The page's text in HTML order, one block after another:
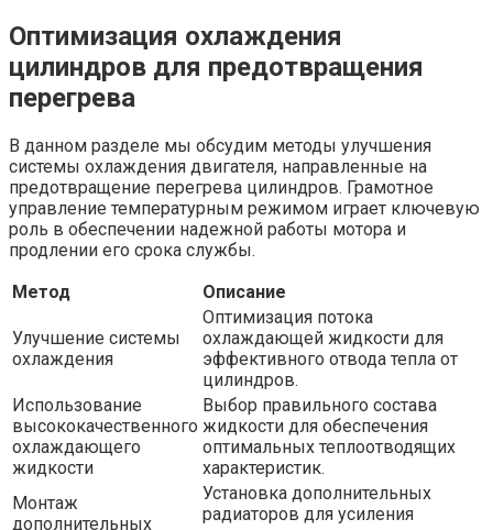
Оптимизация охлаждения
цилиндров для предотвращения
перегрева
В данном разделе мы обсудим методы улучшения
системы охлаждения двигателя, направленные на
предотвращение перегрева цилиндров. Грамотное
управление температурным режимом играет ключевую
роль в обеспечении надежной работы мотора и
продлении его срока службы.
Метод
Описание
Улучшение системы
охлаждения
Оптимизация потока
охлаждающей жидкости для
эффективного отвода тепла от
цилиндров.
Использование
высококачественного
охлаждающего
жидкости
Выбор правильного состава
жидкости для обеспечения
оптимальных теплоотводящих
характеристик.
Монтаж
дополнительных
Установка дополнительных
радиаторов для усиления